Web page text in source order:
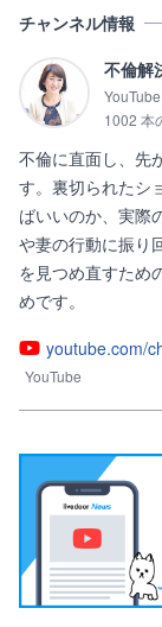
チャンネル情報
不倫解
1002 本
不倫に直面し、先
す。裏切られたシ
ばいいのか、実際
や妻の行動に振り
を見つめ直すため
めです。
youtube.com/
YouTube